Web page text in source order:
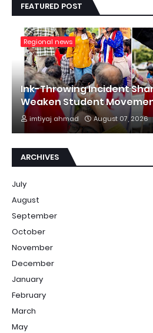
FEATURED POST
Regional news
Ink-Throwing Incident
Weaken Student
imtiyaj ahmad August 07, 2026
ARCHIVES
July
August
September
October
November
December
January
February
March
May